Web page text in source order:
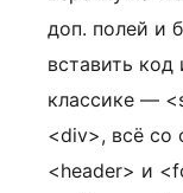
доп. полей и
вставить код
классике —
<div>, всё со
<header> и